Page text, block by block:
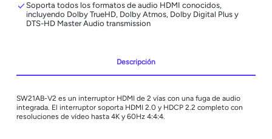
Soporta todos los formatos de audio HDMI conocidos,
incluyendo Dolby TrueHD, Dolby Atmos, Dolby Digital Plus y
DTS-HD Master Audio transmission
Descripción
SW21AB-V2 es un interruptor HDMI de 2 vías con una fuga de audio
integrada. El interruptor soporta HDMI 2.0 y HDCP 2.2 completo con
resoluciones de vídeo hasta 4K y 60Hz 4:4:4.